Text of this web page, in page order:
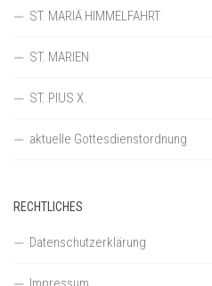
ST. MARIÄ HIMMELFAHRT
ST. MARIEN
ST. PIUS X.
aktuelle Gottesdienstordnung
RECHTLICHES
Datenschutzerklärung